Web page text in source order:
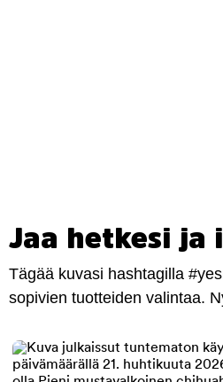
Jaa hetkesi ja
Tägää kuvasi hashtagilla
sopivien tuotteiden valintaa.